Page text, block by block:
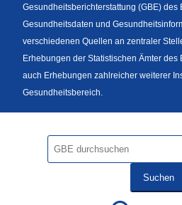
Gesundheitsberichterstattung (GBE) des
Gesundheitsdaten und
verschiedenen Quellen an zentraler
Erhebungen der Statistischen Ämter
auch Erhebungen zahlreicher weiterer
Gesundheitsbereich.
Suchen